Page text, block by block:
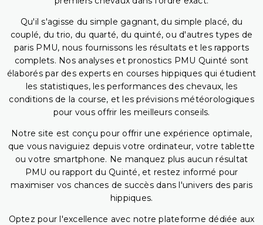
Qu'il s'agisse du simple gagnant, du simple placé, du
couplé, du trio, du quarté, du quinté, ou d'autres types de
paris PMU, nous fournissons les résultats et les rapports
complets. Nos analyses et pronostics PMU Quinté sont
élaborés par des experts en courses hippiques qui étudient
les statistiques, les performances des chevaux, les
conditions de la course, et les prévisions météorologiques
pour vous offrir les meilleurs conseils.
Notre site est conçu pour offrir une expérience optimale,
que vous naviguiez depuis votre ordinateur, votre tablette
ou votre smartphone. Ne manquez plus aucun résultat
PMU ou rapport du Quinté, et restez informé pour
maximiser vos chances de succès dans l'univers des paris
hippiques.
Optez pour l'excellence avec notre plateforme dédiée aux